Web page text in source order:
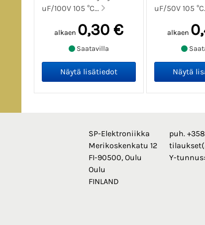
uF/100V 105 °C...
alkaen 0,30 €
Saatavilla
uF/50V 105
alkaen
SP-Elektroniikka
Merikoskenkatu 12
FI-90500, Oulu
Oulu
FINLAND
puh.
Y-